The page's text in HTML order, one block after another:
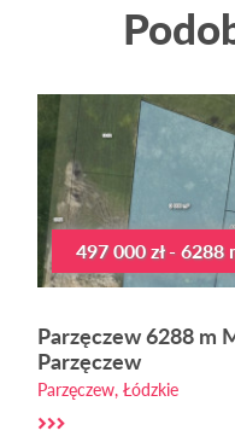
497 000 zł - 6288
Parzęczew 6288 m
Parzęczew
Parzęczew, Łódzkie